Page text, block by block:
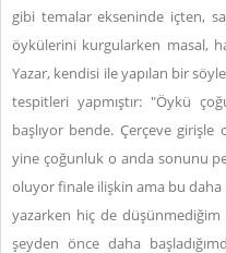
gibi temalar ekseninde içten,
öykülerini kurgularken masal,
Yazar, kendisi ile yapılan bir
tespitleri yapmıştır: "Öykü
başlıyor bende. Çerçeve girişle
yine çoğunluk o anda sonunu
oluyor finale ilişkin ama bu daha
yazarken hiç de
şeyden önce daha